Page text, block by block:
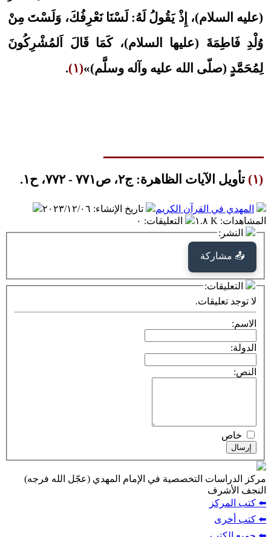
(عليه السلام)، إِذْ يَقُولُ لَهُ: لَسْنَا نَعْرِفُكَ، وَلَسْتَ مِنْ
وُلْدِ فَاطِمَةَ (عليها السلام)، كَمَا قَالَ اَلمُشْرِكُونَ
لِمُحَمَّدٍ (صلّى الله عليه وآله وسلَّم)»(١) .
ــــــــــــــــــــــــــــــــــــــــــــ
(١)
تأويل الآيات الظاهرة: ج٢، ص٧٧١ - ٧٧٢، ح١.
المهدي في القرآن الكريم تاريخ الإنشاء: ٢٠٢٣/١٢/٠٦
المشاهدات: ١.٨ K التعليقات: ٠
النشر:
📤 مشاركة
التعليقات:
لا توجد تعليقات.
الاسم:
الدولة:
النص:
خاص
إرسال
مركز الدراسات التخصصية في الإمام المهدي (عجّل الله فرجه)
النجف الأشرف
⬅️ كتب المركز
⬅️ كتب أخرى